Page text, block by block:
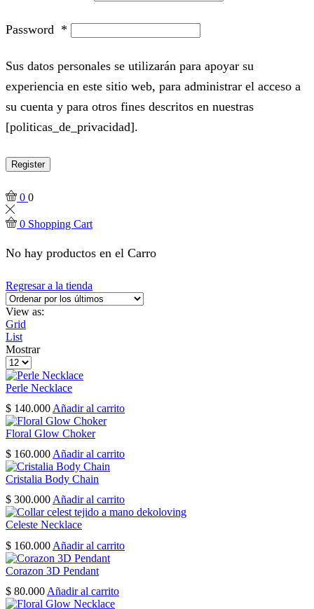
Password *
Sus datos personales se utilizarán para apoyar su
experiencia en este sitio web, para administrar el acceso a
su cuenta y para otros fines descritos en nuestras
[politicas_de_privacidad].
Register
0 0
0 Shopping Cart
No hay productos en el Carro
Regresar a la tienda
View as:
Grid
List
Mostrar
Products
per
page
Perle Necklace
$ 140.000 Añadir al carrito
Floral Glow Choker
$ 160.000 Añadir al carrito
Cristalia Body Chain
$ 300.000Añadir al carrito
Celeste Necklace
$ 160.000 Añadir al carrito
Corazon 3D Pendant
$ 80.000 Añadir al carrito